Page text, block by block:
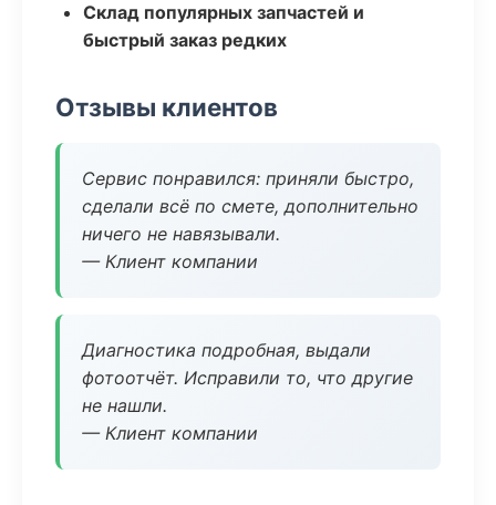
Склад популярных запчастей и
быстрый заказ редких
Отзывы клиентов
Сервис понравился: приняли быстро,
сделали всё по смете, дополнительно
ничего не навязывали.
— Клиент компании
Диагностика подробная, выдали
фотоотчёт. Исправили то, что другие
не нашли.
— Клиент компании